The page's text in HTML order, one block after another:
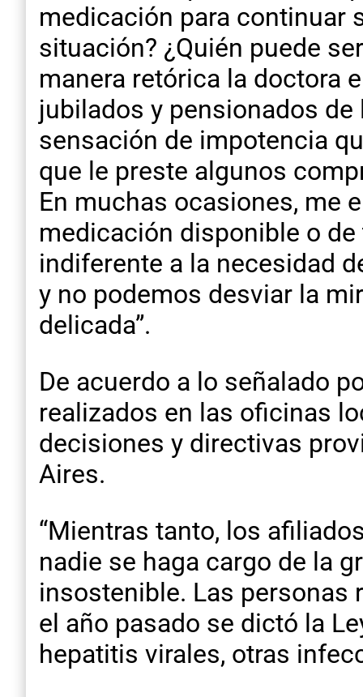
medicación para continuar
situación? ¿Quién puede
manera retórica la doctora
jubilados y pensionados de
sensación de impotencia
que le preste algunos
En muchas ocasiones, me
medicación disponible o
indiferente a la necesidad
y no podemos desviar la
delicada”.
De acuerdo a lo señalado
realizados en las oficinas
decisiones y directivas
Aires.
“Mientras tanto, los
nadie se haga cargo de la
insostenible. Las personas
el año pasado se dictó la
hepatitis virales, otras